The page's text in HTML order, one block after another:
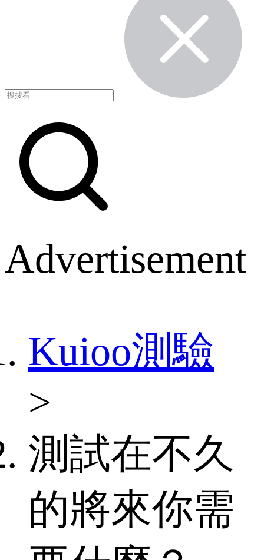
Advertisement
Kuioo測驗
>
測試在不久
的將來你需